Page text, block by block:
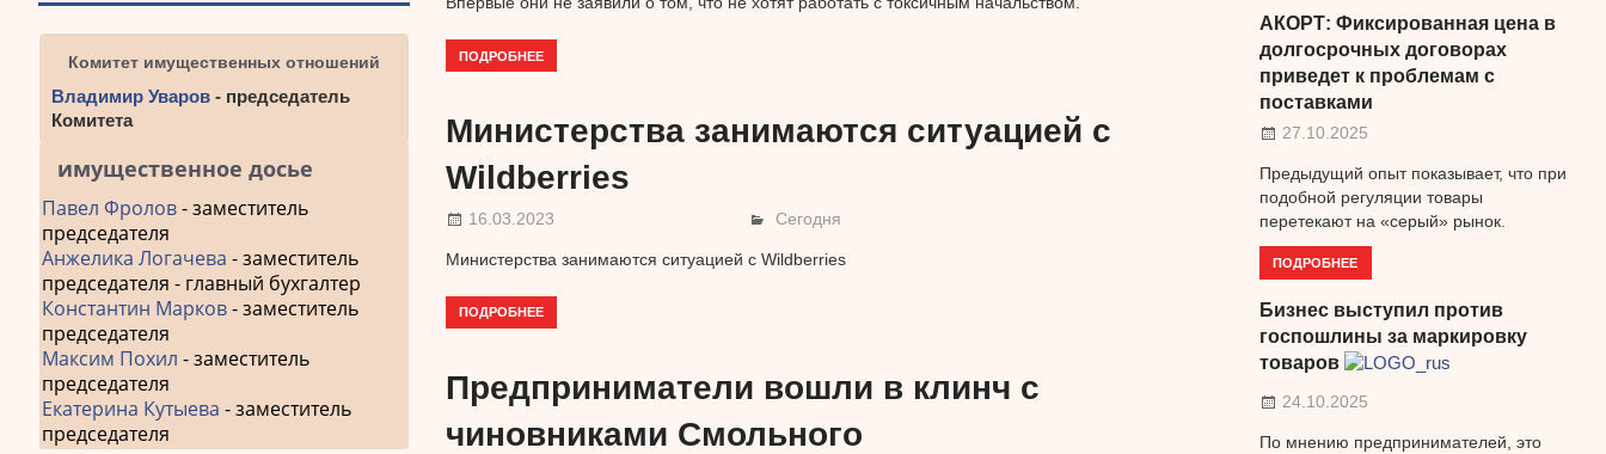
ПОДРОБНЕЕ
Министерства занимаются ситуацией с
Wildberries
16.03.2023 Сегодня
Министерства занимаются ситуацией с Wildberries
ПОДРОБНЕЕ
Предприниматели вошли в клинч с
чиновниками Смольного
Комитет имущественных отношений
Владимир Уваров - председатель
Комитета
имущественное досье
Павел Фролов- заместитель
председателя
Анжелика Логачева - заместитель
председателя - главный бухгалтер
Константин Марков- заместитель
председателя
Максим Похил - заместитель
председателя
Екатерина Кутыева - заместитель
председателя
АКОРТ: Фиксированная цена в
долгосрочных договорах
приведет к проблемам с
поставками
27.10.2025
Предыдущий опыт показывает, что при
подобной регуляции товары
перетекают на «серый» рынок.
ПОДРОБНЕЕ
Бизнес выступил против
госпошлины за маркировку
товаров
24.10.2025
По мнению предпринимателей, это